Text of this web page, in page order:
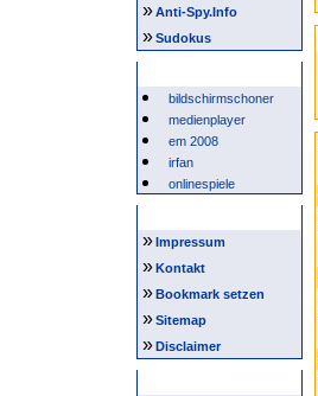
»Anti-Spy.Info
»Sudokus
bildschirmschoner
medienplayer
em 2008
irfan
onlinespiele
»Impressum
»Kontakt
»Bookmark setzen
»Sitemap
»Disclaimer